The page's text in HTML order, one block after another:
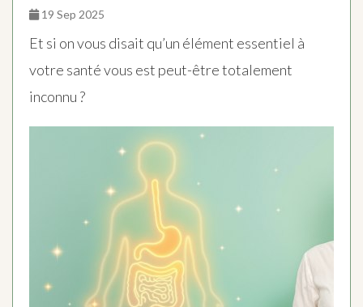
19 Sep 2025
Et si on vous disait qu’un élément essentiel à
votre santé vous est peut-être totalement
inconnu ?